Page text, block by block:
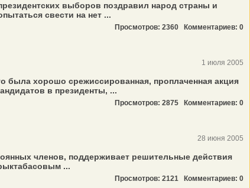
выборов поздравил народ страны и
свести на нет ...
Просмотров: 2360 Комментариев: 0
1 июля 2005
хорошо срежиссированная, проплаченная акция
в президенты, ...
Просмотров: 2875 Комментариев: 0
28 июня 2005
членов, поддерживает решительные действия
...
Просмотров: 2121 Комментариев: 0